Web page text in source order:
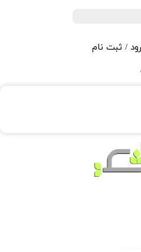
/ ثبت نام